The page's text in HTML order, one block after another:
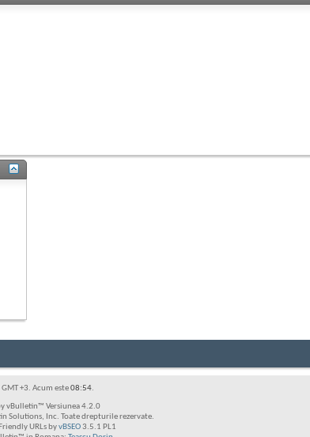
+3. Acum este08:54.
vBulletin™ Versiunea 4.2.0
Solutions, Inc. Toate drepturile rezervate.
URLs byvBSEO3.5.1 PL1